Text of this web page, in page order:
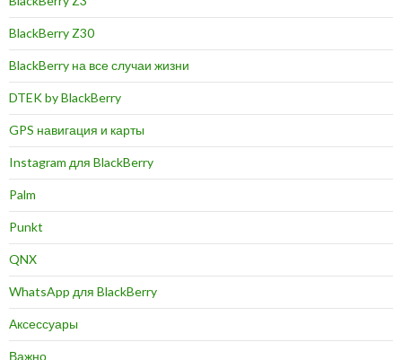
BlackBerry Z30
BlackBerry на все случаи жизни
DTEK by BlackBerry
GPS навигация и карты
Instagram для BlackBerry
Palm
Punkt
QNX
WhatsApp для BlackBerry
Аксессуары
Важно